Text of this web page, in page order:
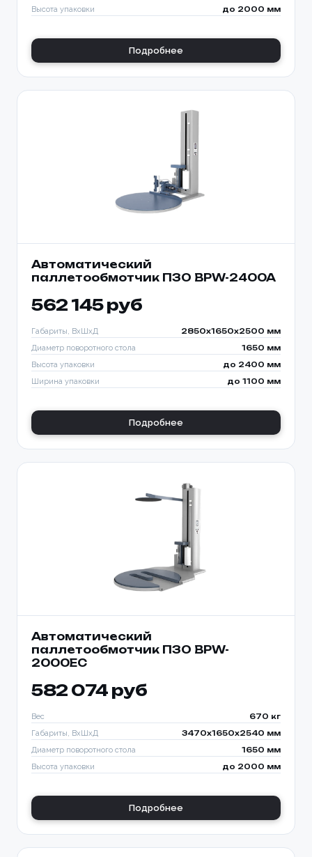
Высота упаковки до 2000 мм
Подробнее
Автоматический
паллетообмотчик ПЗО BPW-2400A
562 145 руб
Габариты, ВхШхД 2850х1650х2500 мм
Диаметр поворотного стола 1650 мм
Высота упаковки до 2400 мм
Ширина упаковки до 1100 мм
Подробнее
Автоматический
паллетообмотчик ПЗО BPW-
2000EC
582 074 руб
Вес 670 кг
Габариты, ВхШхД 3470х1650х2540 мм
Диаметр поворотного стола 1650 мм
Высота упаковки до 2000 мм
Подробнее